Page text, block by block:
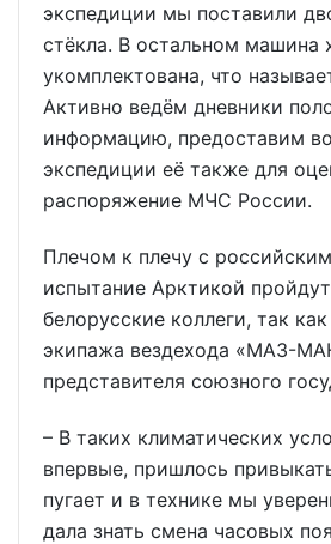
экспедиции мы поставили
стёкла. В остальном машина
укомплектована, что
Активно ведём дневники
информацию, предоставим
экспедиции её также для
распоряжение МЧС России.
Плечом к плечу с
испытание Арктикой
белорусские коллеги, так
экипажа вездехода «МАЗ-
представителя союзного
– В таких климатических
впервые, пришлось
пугает и в технике мы
дала знать смена часовых